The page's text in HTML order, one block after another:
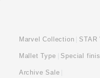
Marvel Collection STAR
Mallet Type Special
Archive Sale